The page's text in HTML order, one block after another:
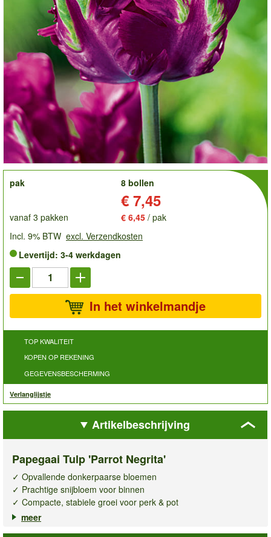
order
pak
8 bollen
€ 7,45
vanaf 3 pakken € 6,45 / pak
Incl. 9% BTW excl. Verzendkosten
Levertijd: 3-4 werkdagen
In het winkelmandje
TOP KWALITEIT
KOPEN OP REKENING
GEGEVENSBESCHERMING
Verlanglijstje
Artikelbeschrijving
Papegaai Tulp 'Parrot Negrita'
✓ Opvallende donkerpaarse bloemen
✓ Prachtige snijbloem voor binnen
✓ Compacte, stabiele groei voor perk & pot
Depapegaai tulp Parrot Negrita
haar opvallende, donkerpaarse bloemen en groene accenten. In
meer